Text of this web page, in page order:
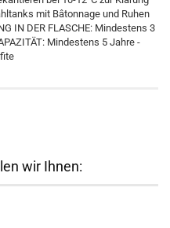
mit Bâtonnage und Ruhen
IN DER FLASCHE: Mindestens 3
Mindestens 5 Jahre -
wir Ihnen: